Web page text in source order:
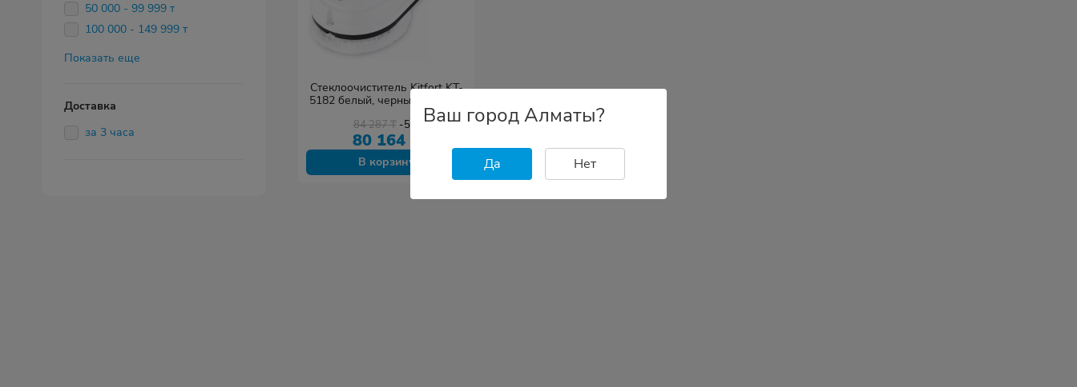
50 000 - 99 999 т
100 000 - 149 999 т
Показать еще
Доставка
за 3 часа
Стеклоочиститель Kitfort KT-
5182 белый, черный, желтый
84 287₸ -5%
80 164
В корзину
Ваш город Алматы?
Да Нет